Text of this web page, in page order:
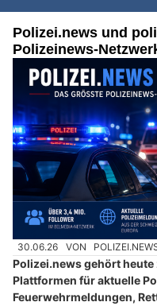
Polizei.news und
Polizeinews-
30.06.26 VON
Polizei.news gehört
Plattformen für aktuelle
Feuerwehrmeldungen,